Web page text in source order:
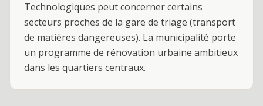
Technologiques peut concerner certains
secteurs proches de la gare de triage (transport
de matières dangereuses). La municipalité porte
un programme de rénovation urbaine ambitieux
dans les quartiers centraux.